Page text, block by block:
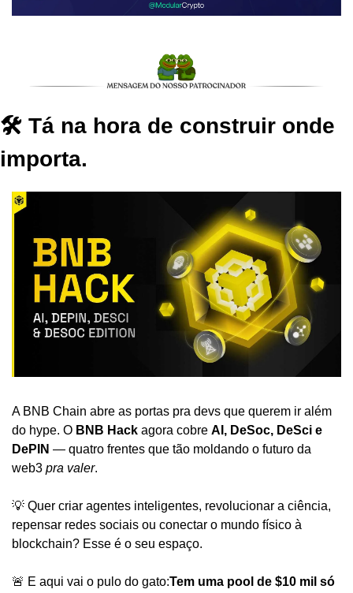
🛠️ Tá na hora de construir onde
importa.
A BNB Chain abre as portas pra devs que querem ir além
do hype. O BNB Hack agora cobre AI, DeSoc, DeSci e
DePIN — quatro frentes que tão moldando o futuro da
web3 pra valer.
💡 Quer criar agentes inteligentes, revolucionar a ciência,
repensar redes sociais ou conectar o mundo físico à
blockchain? Esse é o seu espaço.
🚨 E aqui vai o pulo do gato:Tem uma pool de $10 mil só